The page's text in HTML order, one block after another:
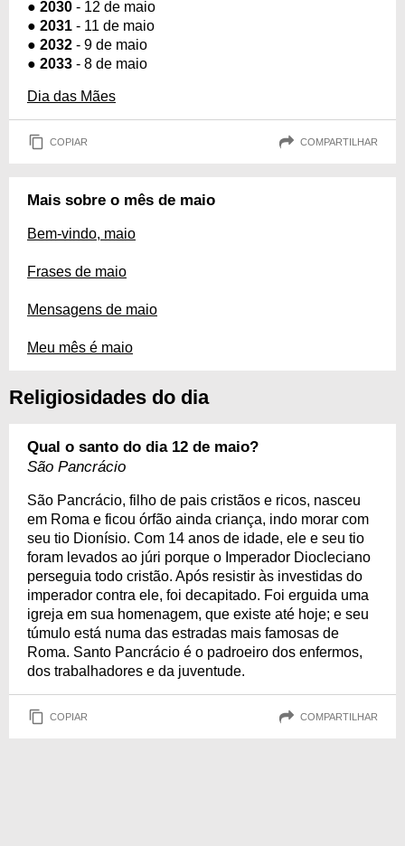
● 2030 - 12 de maio
● 2031 - 11 de maio
● 2032 - 9 de maio
● 2033 - 8 de maio
Dia das Mães
COPIAR COMPARTILHAR
Mais sobre o mês de maio
Bem-vindo, maio
Frases de maio
Mensagens de maio
Meu mês é maio
Religiosidades do dia
Qual o santo do dia 12 de maio?
São Pancrácio
São Pancrácio, filho de pais cristãos e ricos, nasceu
em Roma e ficou órfão ainda criança, indo morar com
seu tio Dionísio. Com 14 anos de idade, ele e seu tio
foram levados ao júri porque o Imperador Diocleciano
perseguia todo cristão. Após resistir às investidas do
imperador contra ele, foi decapitado. Foi erguida uma
igreja em sua homenagem, que existe até hoje; e seu
túmulo está numa das estradas mais famosas de
Roma. Santo Pancrácio é o padroeiro dos enfermos,
dos trabalhadores e da juventude.
COPIAR COMPARTILHAR